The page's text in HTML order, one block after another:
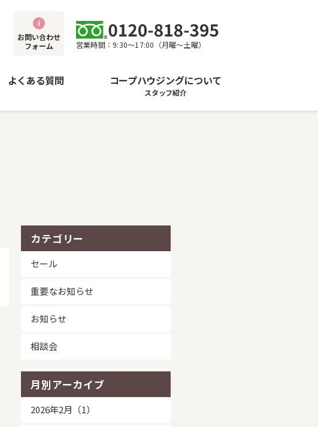
お問い合わせ
フォーム
営業時間：9:30〜17:00（月曜〜土曜）
よくある質問 コープハウジングについて
スタッフ紹介
カテゴリー
セール
重要なお知らせ
お知らせ
相談会
月別アーカイブ
2026年2月（1）